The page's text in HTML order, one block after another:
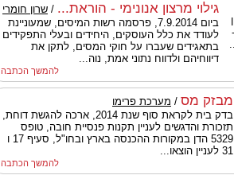
גילוי מרצון אנונימי - הוראת... / שרון חומרי
ביום 7.9.2014, פרסמה רשות המיסים, שמעוניינת
לעודד את כלל העוסקים, היחידים ובעלי התפקידים
בתאגידים שעברו על חוקי המסים, לתקן את
דיווחיהם ולדווח נתוני אמת, נוה...
להמשך הכתבה
מבזק מס / מערכת פרימו
בדק בית לקראת סוף שנת 2014, ארכה להגשת דוחת,
תזכורת והדגשים לעניין תקנות פנסיית חובה, טופס
5329 הדן במקורות ההכנסה בארץ ובחו"ל, סעיף 17 ו
31 לעניין הוצאו...
להמשך הכתבה